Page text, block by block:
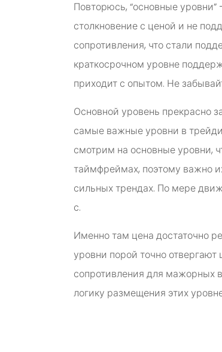
Повторюсь, “основные
столкновение с ценой и не
сопротивления, что стали
краткосрочном уровне
приходит с опытом. Не
Основной уровень прекрасно
самые важные уровни в
смотрим на основные уровни,
таймфреймах, поэтому важно
сильных трендах. По мере
с.
Именно там цена достаточно
уровни порой точно
сопротивления для мажорных
логику размещения этих